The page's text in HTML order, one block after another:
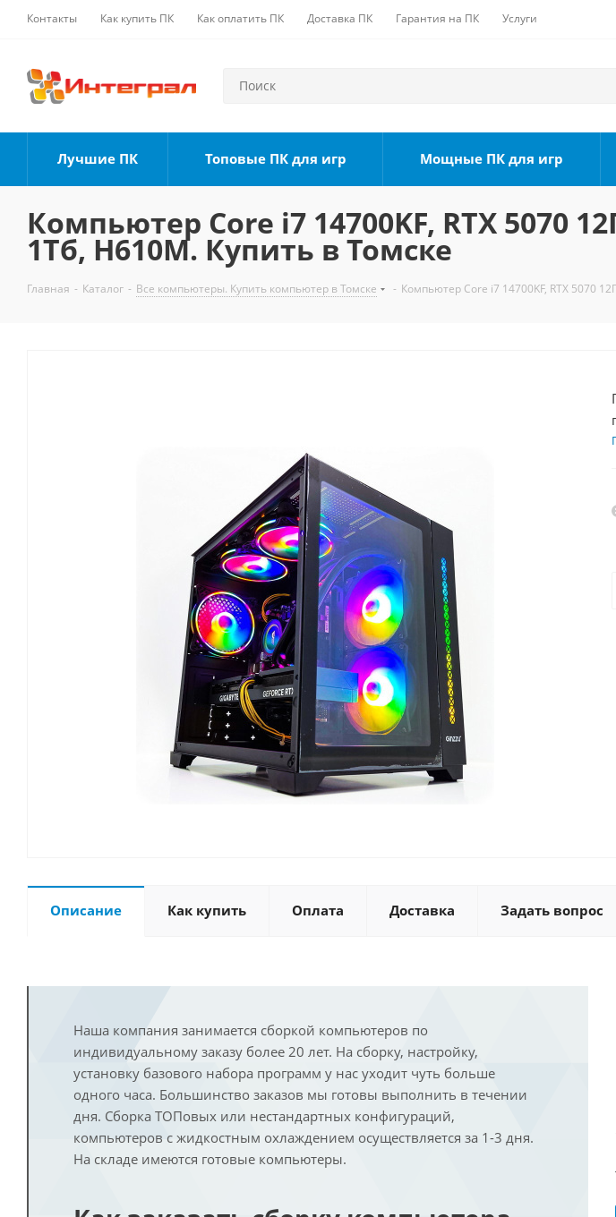
Контакты Как купить ПК Как оплатить ПК Доставка ПК Гарантия на ПК Услуги
Лучшие ПК Топовые ПК для игр Мощные ПК для игр
Компьютер Core i7 14700KF, RTX 5070
1Тб, H610M. Купить в Томске
Главная - Каталог - Все компьютеры. Купить компьютер в Томске - Компьютер Core i7 14700KF, RTX 5070
Описание Как купить Оплата Доставка Задать вопрос
Наша компания занимается сборкой компьютеров по
индивидуальному заказу более 20 лет. На сборку, настройку,
установку базового набора программ у нас уходит чуть больше
одного часа. Большинство заказов мы готовы выполнить в течении
дня. Сборка ТОПовых или нестандартных конфигураций,
компьютеров с жидкостным охлаждением осуществляется за 1-3 дня.
На складе имеются готовые компьютеры.